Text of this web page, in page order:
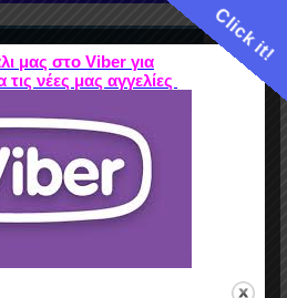
Click it!
μας στο Viber για
νέες μας αγγελίες